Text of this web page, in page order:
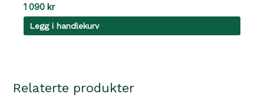
1 090 kr
Legg i handlekurv
Relaterte produkter